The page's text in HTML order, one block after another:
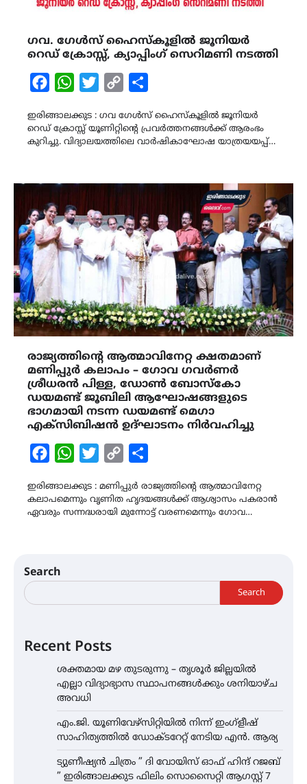
ഗവ. ഗേൾസ് ഹൈസ്കൂളിൽ ജൂനിയർ
റെഡ് ക്രോസ്സ്, ക്യാപ്പിംഗ് സെറിമണി നടത്തി
FacebookWhatsAppTwitterCopy
ഇരിങ്ങാലക്കുട : ഗവ ഗേൾസ് ഹൈസ്കൂളിൽ ജൂനിയർ
റെഡ് ക്രോസ്സ് യൂണിറ്റിന്റെ പ്രവർത്തനങ്ങൾക്ക് ആരംഭം
കുറിച്ചു. വിദ്യാലയത്തിലെ വാർഷികാഘോഷ യാത്രയയപ്പ്…
രാജ്യത്തിന്‍റെ ആത്മാവിനേറ്റ ക്ഷതമാണ്
മണിപ്പുർ കലാപം – ഗോവ ഗവർണർ
ശ്രീധരൻ പിള്ള, ഡോൺ ബോസ്കോ
ഡയമണ്ട് ജൂബിലി ആഘോഷങ്ങളുടെ
ഭാഗമായി നടന്ന ഡയമണ്ട് മെഗാ
എക്സിബിഷൻ ഉദ്‌ഘാടനം നിർവഹിച്ചു
FacebookWhatsAppTwitterCopy
ഇരിങ്ങാലക്കുട : മണിപ്പുർ രാജ്യത്തിന്റെ ആത്മാവിനേറ്റ
കലാപമെന്നും വൃണിത ഹൃദയങ്ങൾക്ക് ആശ്വാസം പകരാൻ
ഏവരും സന്നദ്ധരായി മുന്നോട്ട് വരണമെന്നും ഗോവ…
Search
Search
Recent Posts
ശക്തമായ മഴ തുടരുന്നു – തൃശൂർ ജില്ലയിൽ
എല്ലാ വിദ്യാഭ്യാസ സ്ഥാപനങ്ങൾക്കും ശനിയാഴ്ച
അവധി
എം.ജി. യൂണിവേഴ്‌സിറ്റിയിൽ നിന്ന് ഇംഗ്ളീഷ്
സാഹിത്യത്തിൽ ഡോക്ടറേറ്റ് നേടിയ എൻ. ആര്യ
ട്യുണീഷ്യൻ ചിത്രം ” ദി വോയിസ് ഓഫ് ഹിന്ദ് റജബ്
” ഇരിങ്ങാലക്കുട ഫിലിം സൊസൈറ്റി ആഗസ്റ്റ് 7